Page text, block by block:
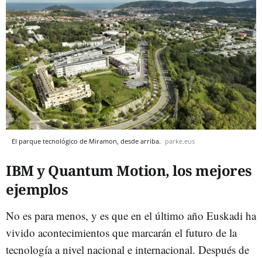
El parque tecnológico de Miramon, desde arriba. parke.eus
IBM y Quantum Motion, los mejores
ejemplos
No es para menos, y es que en el último año Euskadi ha
vivido acontecimientos que marcarán el futuro de la
tecnología a nivel nacional e internacional. Después de